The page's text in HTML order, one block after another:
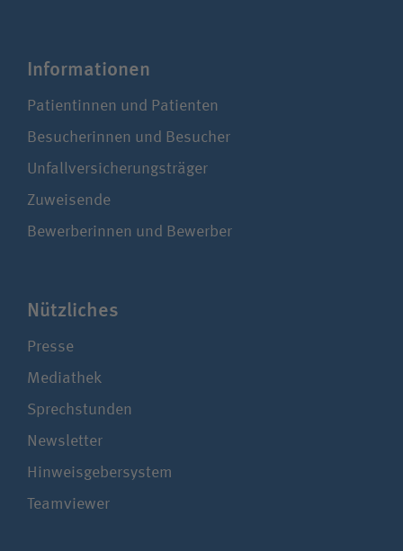
Infor­ma­tionen
Patientinnen und Patienten
Besucherinnen und Besucher
Unfallversicherungsträger
Zuweisende
Bewerberinnen und Bewerber
Nützliches
Presse
Mediathek
Sprechstunden
Newsletter
Hinweisgebersystem
Teamviewer